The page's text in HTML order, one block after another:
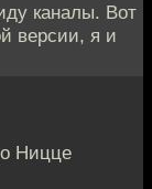
каналы. Вот
версии, я и
Ницце